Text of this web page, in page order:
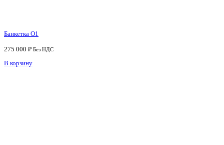
Банкетка O1
275 000 ₽ Без НДС
В корзину